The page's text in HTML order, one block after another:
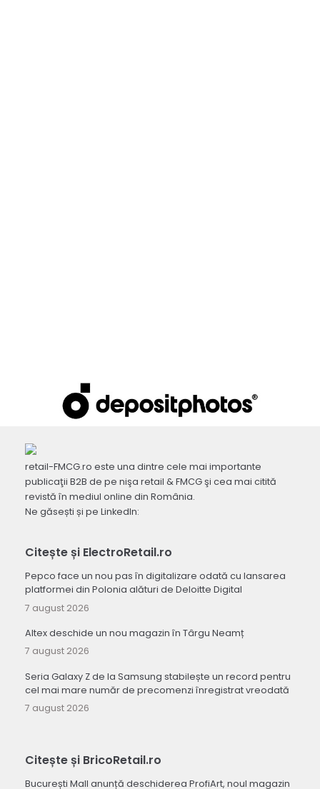
retail-FMCG.ro este una dintre cele mai importante
publicaţii B2B de pe nişa retail & FMCG şi cea mai citită
revistă în mediul online din România.
Ne găsești și pe LinkedIn:
Citește și ElectroRetail.ro
Pepco face un nou pas în digitalizare odată cu lansarea
platformei din Polonia alături de Deloitte Digital
7 august 2026
Altex deschide un nou magazin în Târgu Neamț
7 august 2026
Seria Galaxy Z de la Samsung stabilește un record pentru
cel mai mare număr de precomenzi înregistrat vreodată
7 august 2026
Citește și BricoRetail.ro
București Mall anunță deschiderea ProfiArt, noul magazin